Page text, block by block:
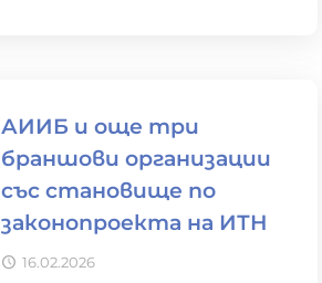
АИИБ и още три
браншови организации
със становище по
законопроекта на ИТН
16.02.2026